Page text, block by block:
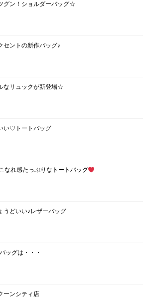
グン！ショルダーバッグ☆
セントの新作バッグ♪
なリュックが新登場☆
い♡トートバッグ
なれ感たっぷりなトートバッグ
うどいい♪レザーバッグ
ッグは・・・
ーンシティ店